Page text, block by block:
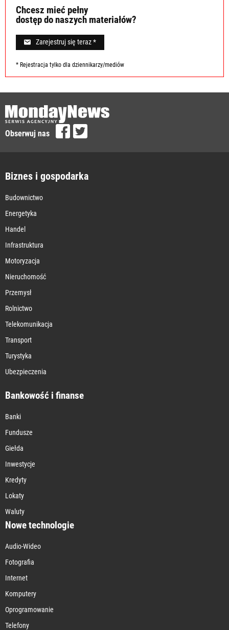
Chcesz mieć pełny
dostęp do naszych materiałów?
Zarejestruj się teraz *
* Rejestracja tylko dla dziennikarzy/mediów
Obserwuj nas
Biznes i gospodarka
Budownictwo
Energetyka
Handel
Infrastruktura
Motoryzacja
Nieruchomość
Przemysł
Rolnictwo
Telekomunikacja
Transport
Turystyka
Ubezpieczenia
Bankowość i finanse
Banki
Fundusze
Giełda
Inwestycje
Kredyty
Lokaty
Waluty
Nowe technologie
Audio-Wideo
Fotografia
Internet
Komputery
Oprogramowanie
Telefony